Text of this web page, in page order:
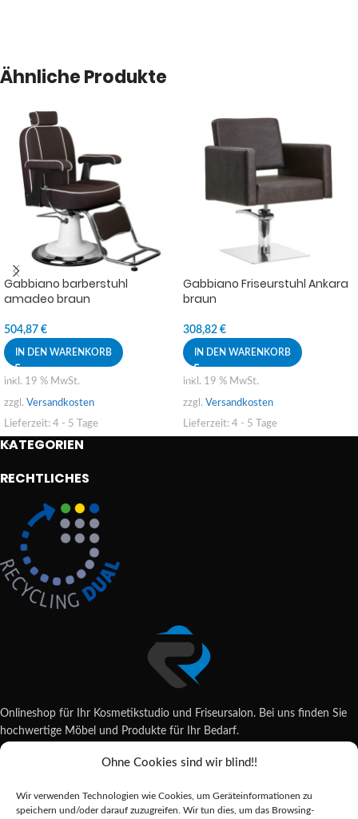
Ohne Cookies sind wir blind!!
Wir verwenden Technologien wie Cookies, um Geräteinformationen zu
speichern und/oder darauf zuzugreifen. Wir tun dies, um das Browsing-
Ähnliche Produkte
Gabbiano barberstuhl
amadeo braun
504,87 €
IN DEN WARENKORB
inkl. 19 % MwSt.
zzgl. Versandkosten
Lieferzeit: 4 - 5 Tage
Gabbiano Friseurstuhl Ankara
braun
308,82 €
IN DEN WARENKORB
inkl. 19 % MwSt.
zzgl. Versandkosten
Lieferzeit: 4 - 5 Tage
KATEGORIEN
RECHTLICHES
Onlineshop für Ihr Kosmetikstudio und Friseursalon. Bei uns finden Sie
hochwertige Möbel und Produkte für Ihr Bedarf.
Wildsachsener Str. 6, 65207 Wiesbaden
shop@reda-shop.de